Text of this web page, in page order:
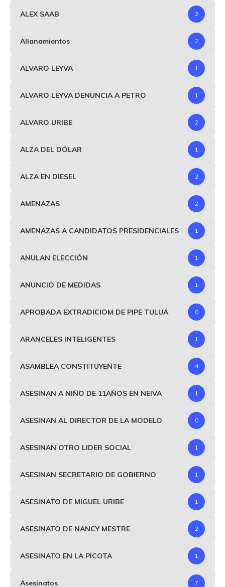
ALEX SAAB 2
Allanamientos 2
ALVARO LEYVA 1
ALVARO LEYVA DENUNCIA A PETRO 1
ALVARO URIBE 2
ALZA DEL DÓLAR 1
ALZA EN DIESEL 2
AMENAZAS 2
AMENAZAS A CANDIDATOS PRESIDENCIALES 1
ANULAN ELECCIÓN 1
ANUNCIO DE MEDIDAS 1
APROBADA EXTRADICIOM DE PIPE TULUÁ 0
ARANCELES INTELIGENTES 1
ASAMBLEA CONSTITUYENTE 4
ASESINAN A NIÑO DE 11AÑOS EN NEIVA 1
ASESINAN AL DIRECTOR DE LA MODELO 0
ASESINAN OTRO LIDER SOCIAL 1
ASESINAN SECRETARIO DE GOBIERNO 1
ASESINATO DE MIGUEL URIBE 1
ASESINATO DE NANCY MESTRE 2
ASESINATO EN LA PICOTA 1
Asesinatos 7